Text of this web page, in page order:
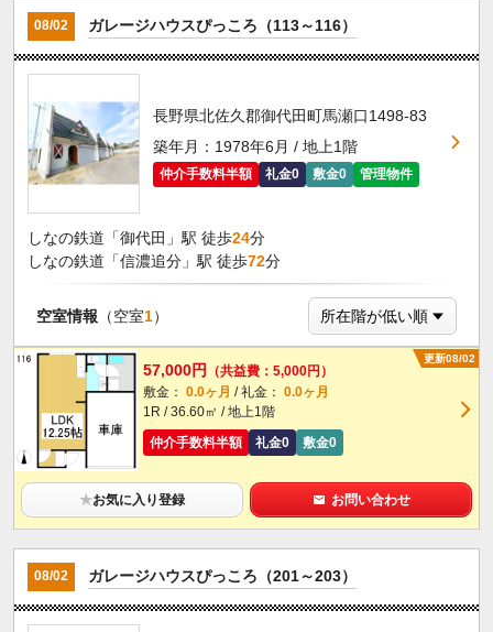
08/02 ガレージハウスぴっころ（113～116）
長野県北佐久郡御代田町馬瀬口1498-83
築年月：1978年6月 / 地上1階
仲介手数料半額 礼金0 敷金0 管理物件
しなの鉄道「御代田」駅 徒歩24分
しなの鉄道「信濃追分」駅 徒歩72分
空室情報 （空室1）
更新08/02
57,000円
（共益費：5,000円）
敷金： 0.0ヶ月 / 礼金： 0.0ヶ月
1R / 36.60㎡ / 地上1階
仲介手数料半額
礼金0 敷金0
★お気に入り登録 お問い合わせ
08/02 ガレージハウスぴっころ（201～203）